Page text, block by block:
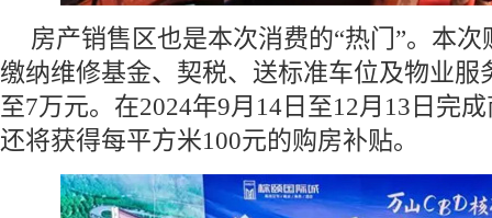
房产销售区也是本次消费的“热门”。本
缴纳维修基金、契税、送标准车位及物业服
至7万元。在2024年9月14日至12月13日完
还将获得每平方米100元的购房补贴。